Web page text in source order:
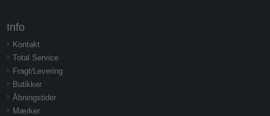
Info
Kontakt
Total Service
Fragt/Levering
Butikker
Åbningstider
Mærker